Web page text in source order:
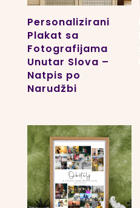
Personalizirani
Plakat sa
Fotografijama
Unutar Slova –
Natpis po
Narudžbi